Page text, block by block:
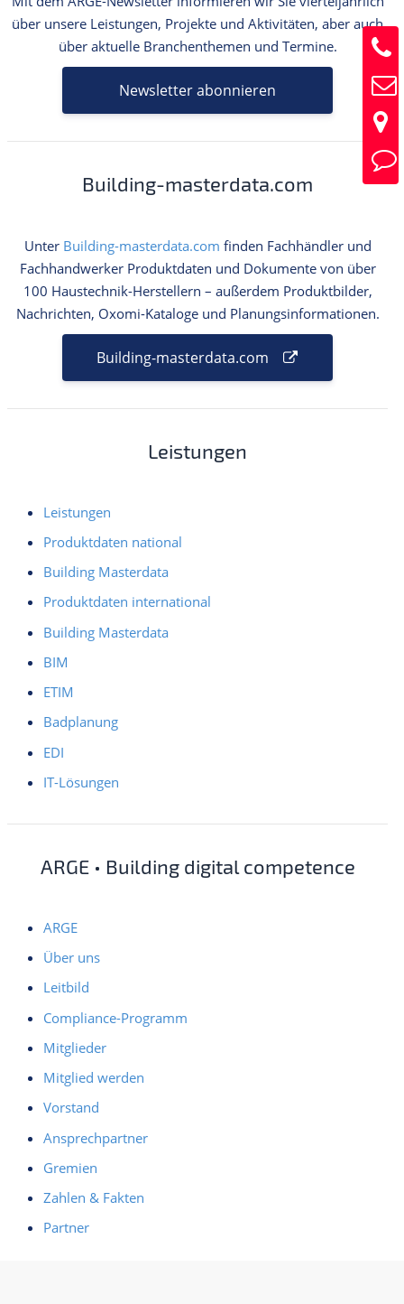
über unsere Leistungen, Projekte und Aktivitäten, aber auch
über aktuelle Branchenthemen und Termine.
Newsletter abonnieren
Building-masterdata.com
Unter Building-masterdata.com finden Fachhändler und
Fachhandwerker Produktdaten und Dokumente von über
100 Haustechnik-Herstellern – außerdem Produktbilder,
Nachrichten, Oxomi-Kataloge und Planungsinformationen.
Building-masterdata.com
Leistungen
Leistungen
Produktdaten national
Building Masterdata
Produktdaten international
Building Masterdata
BIM
ETIM
Badplanung
EDI
IT-Lösungen
ARGE • Building digital competence
ARGE
Über uns
Leitbild
Compliance-Programm
Mitglieder
Mitglied werden
Vorstand
Ansprechpartner
Gremien
Zahlen & Fakten
Partner